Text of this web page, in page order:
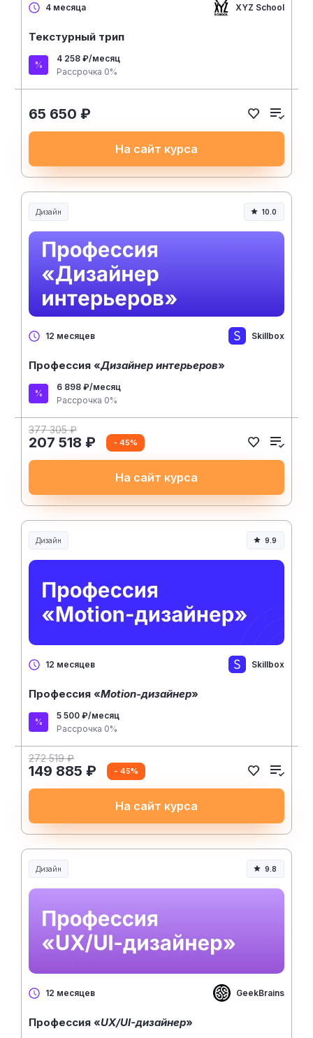
4 месяца XYZ School
Текстурный трип
4 258 ₽/месяц
Рассрочка 0%
65 650 ₽
На сайт курса
Дизайн 10.0
12 месяцев Skillbox
Профессия «Дизайнер интерьеров»
6 898 ₽/месяц
Рассрочка 0%
377 305 ₽
207 518 ₽ - 45%
На сайт курса
Дизайн 9.9
12 месяцев Skillbox
Профессия «Motion-дизайнер»
5 500 ₽/месяц
Рассрочка 0%
272 519 ₽
149 885 ₽ - 45%
На сайт курса
Дизайн 9.8
12 месяцев GeekBrains
Профессия «UX/UI-дизайнер»